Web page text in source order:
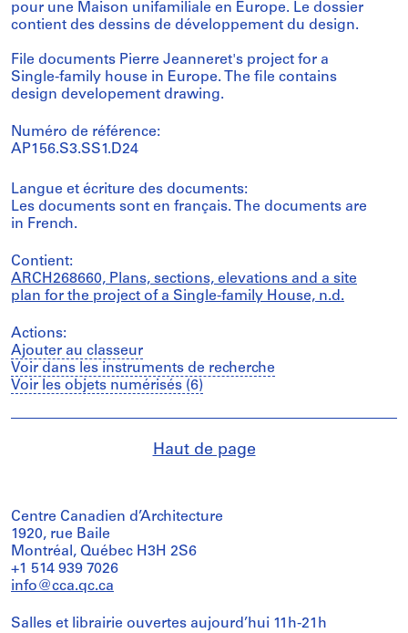
pour une Maison unifamiliale en Europe. Le dossier
contient des dessins de développement du design.
File documents Pierre Jeanneret's project for a
Single-family house in Europe. The file contains
design developement drawing.
Numéro de référence:
AP156.S3.SS1.D24
Langue et écriture des documents:
Les documents sont en français. The documents are
in French.
Contient:
ARCH268660, Plans, sections, elevations and a site
plan for the project of a Single-family House, n.d.
Actions:
Ajouter au classeur
Voir dans les instruments de recherche
Voir les objets numérisés (6)
Haut de page
Centre Canadien d’Architecture
1920, rue Baile
Montréal, Québec H3H 2S6
+1 514 939 7026
info@cca.qc.ca
Salles et librairie ouvertes aujourd’hui 11h-21h